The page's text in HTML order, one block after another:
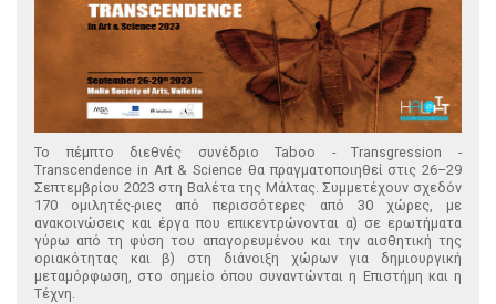
Το πέμπτο διεθνές συνέδριο Taboo - Transgression -
Transcendence in Art & Science θα πραγματοποιηθεί στις 26–29
Σεπτεμβρίου 2023 στη Βαλέτα της Μάλτας. Συμμετέχουν σχεδόν
170 ομιλητές-ριες από περισσότερες από 30 χώρες, με
ανακοινώσεις και έργα που επικεντρώνονται α) σε ερωτήματα
γύρω από τη φύση του απαγορευμένου και την αισθητική της
οριακότητας και β) στη διάνοιξη χώρων για δημιουργική
μεταμόρφωση, στο σημείο όπου συναντώνται η Επιστήμη και η
Τέχνη.